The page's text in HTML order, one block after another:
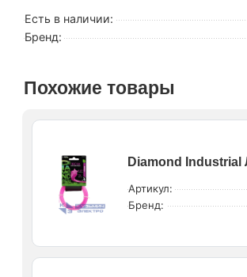
Есть в наличии:
Бренд:
Похожие товары
Diamond Industrial
Артикул:
Бренд: